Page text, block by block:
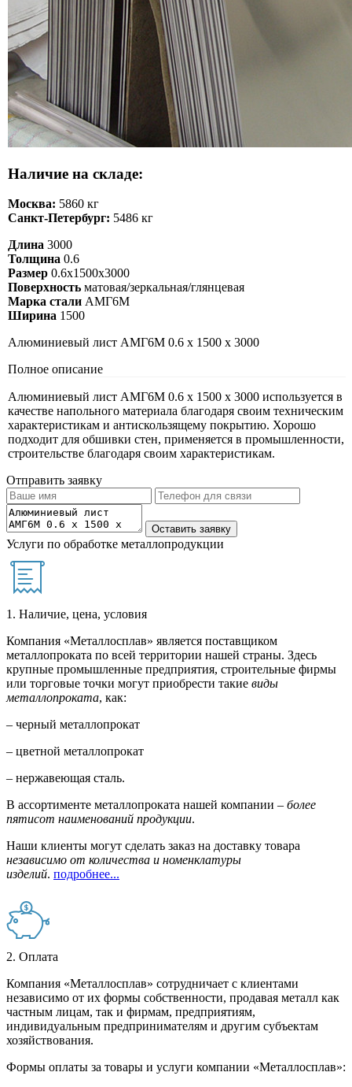
Наличие на складе:
Москва: 5860 кг
Санкт-Петербург: 5486 кг
Длина 3000
Толщина 0.6
Размер 0.6х1500х3000
Поверхность матовая/зеркальная/глянцевая
Марка стали АМГ6М
Ширина 1500
Алюминиевый лист АМГ6М 0.6 х 1500 х 3000
Полное описание
Алюминиевый лист АМГ6М 0.6 х 1500 х 3000 используется в
качестве напольного материала благодаря своим техническим
характеристикам и антискользящему покрытию. Хорошо
подходит для обшивки стен, применяется в промышленности,
строительстве благодаря своим характеристикам.
Отправить заявку
Услуги по обработке металлопродукции
1. Наличие, цена, условия
Компания «Металлосплав» является поставщиком
металлопроката по всей территории нашей страны. Здесь
крупные промышленные предприятия, строительные фирмы
или торговые точки могут приобрести такие виды
металлопроката, как:
– черный металлопрокат
– цветной металлопрокат
– нержавеющая сталь.
В ассортименте металлопроката нашей компании – более
пятисот наименований продукции.
Наши клиенты могут сделать заказ на доставку товара
независимо от количества и номенклатуры
изделий. подробнее...
2. Оплата
Компания «Металлосплав» сотрудничает с клиентами
независимо от их формы собственности, продавая металл как
частным лицам, так и фирмам, предприятиям,
индивидуальным предпринимателям и другим субъектам
хозяйствования.
Формы оплаты за товары и услуги компании «Металлосплав»: